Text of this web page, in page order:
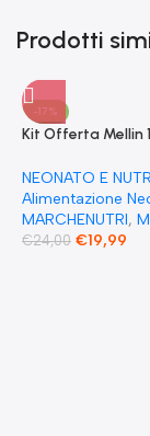
Prodotti
-17%
Kit Offerta Mellin
Verdure 2 Pesce 2
Biscotto
NEONATO E
Alimentazione
MARCHENUTRI,
€24,00 €19,99